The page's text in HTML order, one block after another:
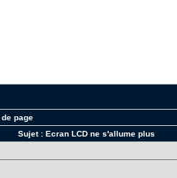
de page
Sujet :Ecran LCD ne s'allume plus